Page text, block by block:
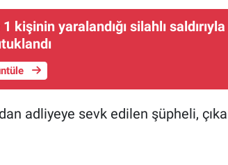
kişinin yaralandığı silahlı
adliyeye sevk edilen şüpheli,